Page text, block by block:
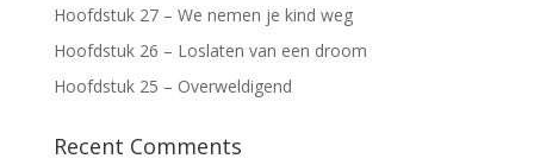
Hoofdstuk 27 – We nemen je kind weg
Hoofdstuk 26 – Loslaten van een droom
Hoofdstuk 25 – Overweldigend
Recent Comments